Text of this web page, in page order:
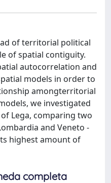
of territorial political
of spatial contiguity.
autocorrelation and
models in order to
amongterritorial
we investigated
Lega, comparing two
and Veneto -
highest amount of
completa